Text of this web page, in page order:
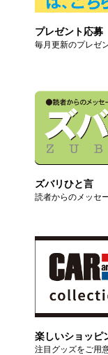
プレゼント応募
毎月更新のプレゼ
ズバリひと言
読者からのメッセ
楽しいショッピ
注目グッズをご用